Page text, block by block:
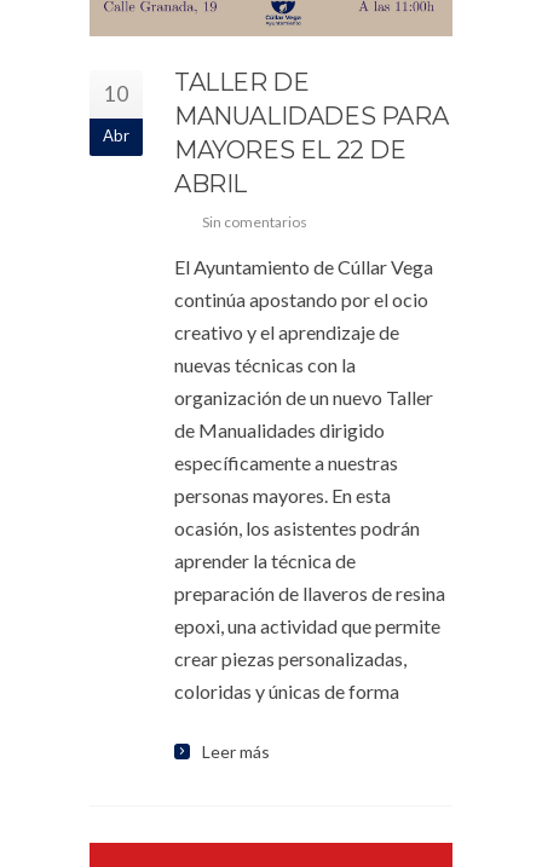
10
Abr
TALLER DE
MANUALIDADES PARA
MAYORES EL 22 DE
ABRIL
Sin comentarios
El Ayuntamiento de Cúllar Vega
continúa apostando por el ocio
creativo y el aprendizaje de
nuevas técnicas con la
organización de un nuevo Taller
de Manualidades dirigido
específicamente a nuestras
personas mayores. En esta
ocasión, los asistentes podrán
aprender la técnica de
preparación de llaveros de resina
epoxi, una actividad que permite
crear piezas personalizadas,
coloridas y únicas de forma
Leer más